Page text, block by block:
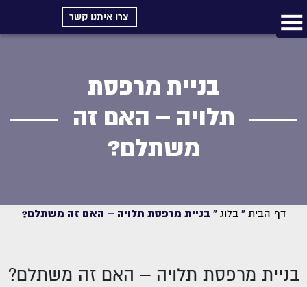
צרו איתנו קשר
בניית מרפסת
תלויה – האם זה
משתלם?
דף הבית »בלוג » בניית מרפסת תלויה – האם זה משתלם?
בניית מרפסת תלויה – האם זה משתלם?